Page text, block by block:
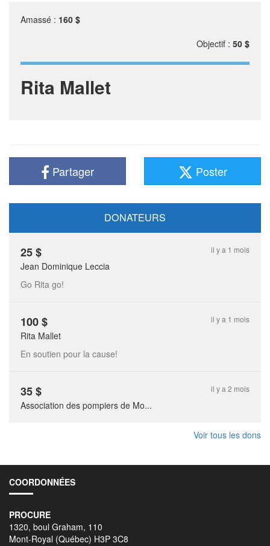
Amassé : 160 $
Objectif : 50 $
Rita Mallet
Partager Poster
DONATEURS
il y a 1 mois
25$
Jean Dominique Leccia
Go Rita go!
il y a 1 mois
100$
Rita Mallet
En soutien pour la cause!
il y a 2 mois
35$
Association des pompiers de Mo...
Voir tous les dons
COORDONNÉES
PROCURE
1320, boul Graham, 110
Mont-Royal (Québec) H3P 3C8